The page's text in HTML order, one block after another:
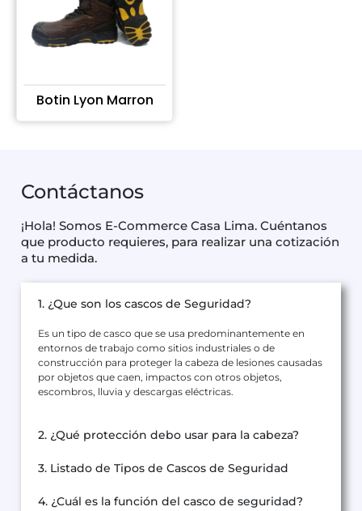
Botin Lyon Marron
Contáctanos
¡Hola! Somos E-Commerce Casa Lima. Cuéntanos
que producto requieres, para realizar una cotización
a tu medida.
1. ¿Que son los cascos de Seguridad?
Es un tipo de casco que se usa predominantemente en
entornos de trabajo como sitios industriales o de
construcción para proteger la cabeza de lesiones causadas
por objetos que caen, impactos con otros objetos,
escombros, lluvia y descargas eléctricas.
2. ¿Qué protección debo usar para la cabeza?
3. Listado de Tipos de Cascos de Seguridad
4. ¿Cuál es la función del casco de seguridad?